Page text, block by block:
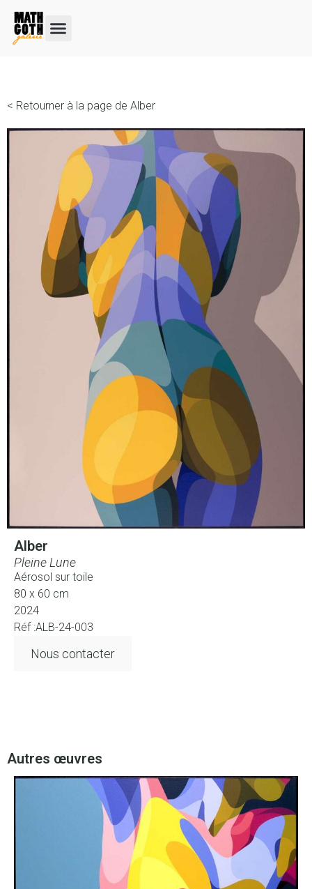
< Retourner à la page de Alber
Alber
Pleine Lune
Aérosol sur toile
80 x 60 cm
2024
Réf :ALB-24-003
Nous contacter
Autres œuvres